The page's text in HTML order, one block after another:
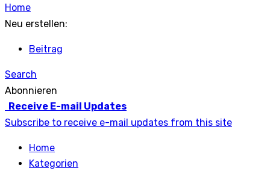
Home
Neu erstellen:
Beitrag
Search
Abonnieren
Receive E-mail Updates
Subscribe to receive e-mail updates from this site
Home
Kategorien